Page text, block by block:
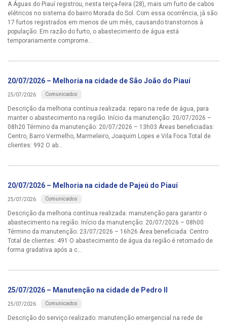
A Águas do Piauí registrou, nesta terça-feira (28), mais um furto de cabos
elétricos no sistema do bairro Morada do Sol. Com essa ocorrência, já são
17 furtos registrados em menos de um mês, causando transtornos à
população. Em razão do furto, o abastecimento de água está
temporariamente comprome...
20/07/2026 – Melhoria na cidade de São João do Piauí
25/07/2026 Comunicados
Descrição da melhoria contínua realizada: reparo na rede de água, para
manter o abastecimento na região. Início da manutenção: 20/07/2026 –
08h20 Término da manutenção: 20/07/2026 – 13h03 Áreas beneficiadas:
Centro, Barro Vermelho, Marmeleiro, Joaquim Lopes e Vila Foca Total de
clientes: 992 O ab...
20/07/2026 – Melhoria na cidade de Pajeú do Piauí
25/07/2026 Comunicados
Descrição da melhoria contínua realizada: manutenção para garantir o
abastecimento na região. Início da manutenção: 20/07/2026 – 08h00
Término da manutenção: 23/07/2026 – 16h26 Área beneficiada: Centro
Total de clientes: 491 O abastecimento de água da região é retomado de
forma gradativa após a c...
25/07/2026 – Manutenção na cidade de Pedro II
25/07/2026 Comunicados
Descrição do serviço realizado: manutenção emergencial na rede de